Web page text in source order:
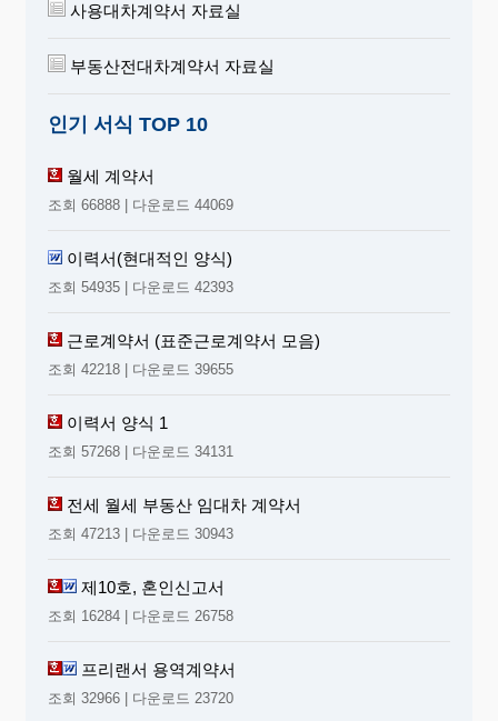
사용대차계약서 자료실
부동산전대차계약서 자료실
인기 서식 TOP 10
월세 계약서
조회 66888 | 다운로드 44069
이력서(현대적인 양식)
조회 54935 | 다운로드 42393
근로계약서 (표준근로계약서 모음)
조회 42218 | 다운로드 39655
이력서 양식 1
조회 57268 | 다운로드 34131
전세 월세 부동산 임대차 계약서
조회 47213 | 다운로드 30943
제10호, 혼인신고서
조회 16284 | 다운로드 26758
프리랜서 용역계약서
조회 32966 | 다운로드 23720